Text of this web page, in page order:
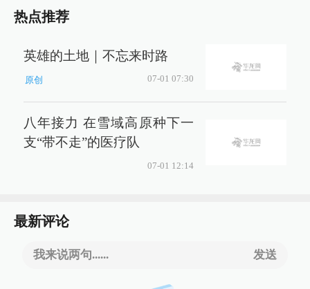
热点推荐
英雄的土地｜不忘来时路
原创 07-01 07:30
八年接力 在雪域高原种下一
支“带不走”的医疗队
07-01 12:14
最新评论
我来说两句...... 发送